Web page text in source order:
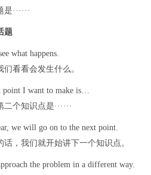
······
题
what happens.
们看看会发生什么。
point I want to make is…
个知识点是······
we will go on to the next point.
话，我们就开始讲下一个知识点。
the problem in a different way.